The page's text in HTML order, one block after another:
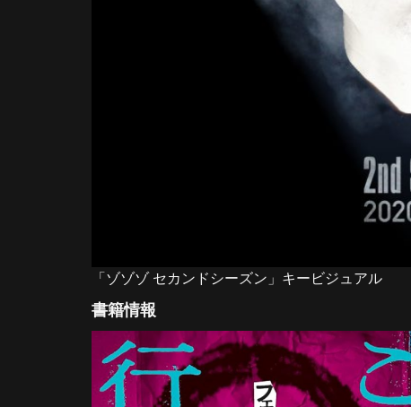
「ゾゾゾ セカンドシーズン」キービジュアル
書籍情報